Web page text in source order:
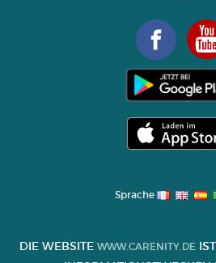
Sprache
DIE WEBSITE WWW.CARENITY.DEIST